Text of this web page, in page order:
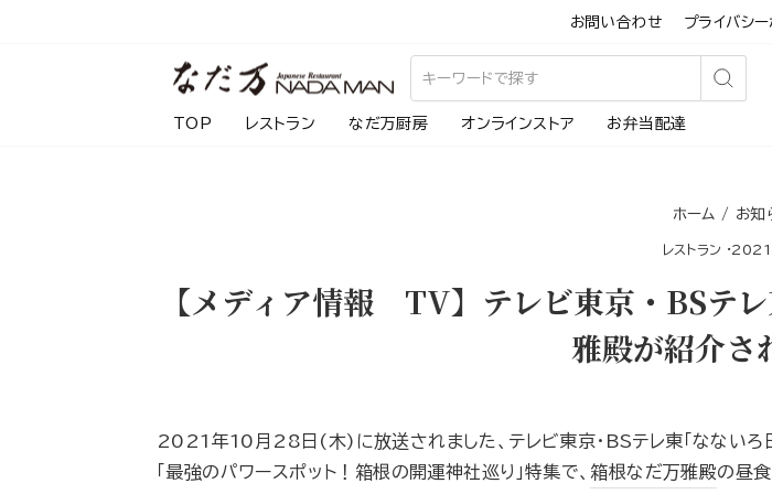
お問い合わせ プライバシ
検
TOP レストラン なだ万厨房 オンラインストア お弁当配達
ホーム / お知
レストラン ·
【メディア情報 TV】テレビ東京・BSテ
雅殿が紹介さ
2021年10月28日(木)に放送されました、テレビ東京・BSテレ東「なないろ
「最強のパワースポット！箱根の開運神社巡り」特集で、 箱根なだ万雅殿の昼